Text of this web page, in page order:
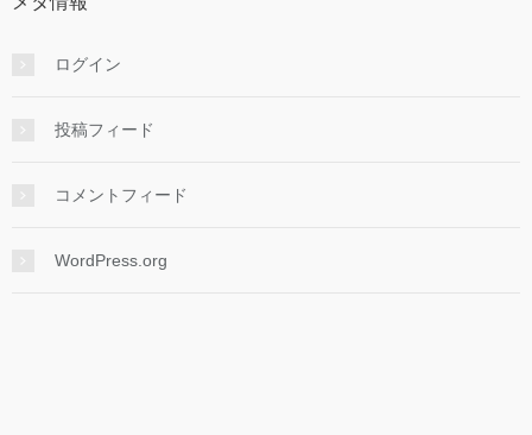
ログイン
投稿フィード
コメントフィード
WordPress.org